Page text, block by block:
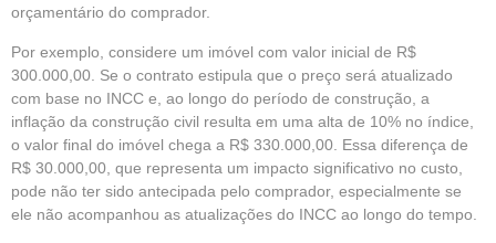
orçamentário do comprador.
Por exemplo, considere um imóvel com valor inicial de R$
300.000,00. Se o contrato estipula que o preço será atualizado
com base no INCC e, ao longo do período de construção, a
inflação da construção civil resulta em uma alta de 10% no índice,
o valor final do imóvel chega a R$ 330.000,00. Essa diferença de
R$ 30.000,00, que representa um impacto significativo no custo,
pode não ter sido antecipada pelo comprador, especialmente se
ele não acompanhou as atualizações do INCC ao longo do tempo.